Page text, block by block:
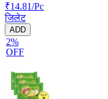
₹14.81/Pc
जिलेट
ADD
2%
OFF